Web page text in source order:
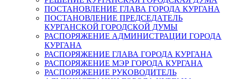
ПОСТАНОВЛЕНИЕ ГЛАВА ГОРОДА КУРГАНА
ПОСТАНОВЛЕНИЕ ПРЕДСЕДАТЕЛЬ
КУРГАНСКОЙ ГОРОДСКОЙ ДУМЫ
РАСПОРЯЖЕНИЕ АДМИНИСТРАЦИИ ГОРОДА
КУРГАНА
РАСПОРЯЖЕНИЕ ГЛАВА ГОРОДА КУРГАНА
РАСПОРЯЖЕНИЕ МЭР ГОРОДА КУРГАНА
РАСПОРЯЖЕНИЕ РУКОВОДИТЕЛЬ